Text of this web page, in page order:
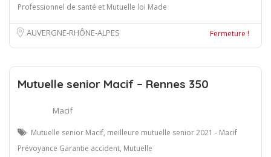
Professionnel de santé et Mutuelle loi Made
AUVERGNE-RHÔNE-ALPES Fermeture !
Mutuelle senior Macif – Rennes 350
Macif
Mutuelle senior Macif, meilleure mutuelle senior 2021 - Macif
Prévoyance Garantie accident, Mutuelle